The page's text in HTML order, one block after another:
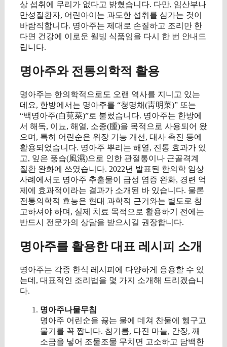
상 섭취에 무리가 없다고 밝혔습니다. 다만, 임산부나
만성질환자, 어린아이는 과도한 섭취를 삼가는 것이
바람직합니다. 명아주는 제대로 손질하고 조리만 한
다면 건강에 이로운 웰빙 식품임을 다시 한 번 안내드
립니다.
명아주와 전통의학적 활용
명아주는 한의학적으로도 오랜 역사를 지니고 있는
데요, 한방에서는 명아주를 “청명채(靑明菜)” 또는
“백명아주(白莧菜)”로 불렀습니다. 명아주는 한방에
서 해독, 이뇨, 해열, 소종(腫)을 목적으로 사용되어 왔
으며, 특히 어린순은 위장 기능 개선, 대사 촉진 등에
활용되었습니다. 명아주 뿌리는 해열, 진통 효과가 있
고, 잎은 풍습(風濕)으로 인한 관절통이나 근골격계
질환 완화에 쓰였습니다. 2022년 발표된 한의학 임상
사례에서도 명아주 추출물이 급성 염증 완화, 경련 억
제에 효과적이라는 결과가 소개된 바 있습니다. 물론
전통의학적 효능은 현대 과학적 근거와는 별도로 참
고하셔야 하며, 실제 치료 목적으로 활용하기 전에는
반드시 전문가의 상담을 받으시길 권장합니다.
명아주를 활용한 대표 레시피 소개
명아주는 각종 한식 레시피에 다양하게 응용할 수 있
는데, 대표적인 조리법을 몇 가지 소개해 드리겠습니
다.
명아주나물무침
명아주 어린순을 끓는 물에 데쳐 찬물에 헹구고
물기를 꼭 짭니다. 참기름, 다진 마늘, 간장, 깨
소금을 넣어 조물조물 무치면 고소하고 담백한